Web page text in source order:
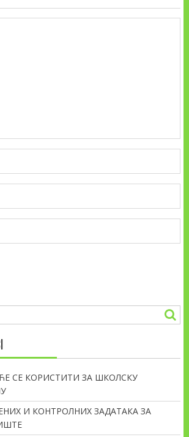
СЕ КОРИСТИТИ ЗА ШКОЛСКУ
И КОНТРОЛНИХ ЗАДАТАКА ЗА